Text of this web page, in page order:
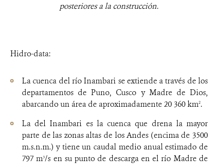
posteriores a la construcción.
Hidro-data:
La cuenca del río Inambari se extiende a través de los
departamentos de Puno, Cusco y Madre de Dios,
abarcando un área de aproximadamente 20 360 km2.
La del Inambari es la cuenca que drena la mayor
parte de las zonas altas de los Andes (encima de 3500
m.s.n.m.) y tiene un caudal medio anual estimado de
797 m3/s en su punto de descarga en el río Madre de